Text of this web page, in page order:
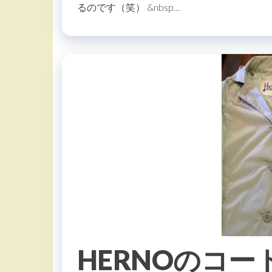
るのです（笑） &nbsp…
HERNOのコー